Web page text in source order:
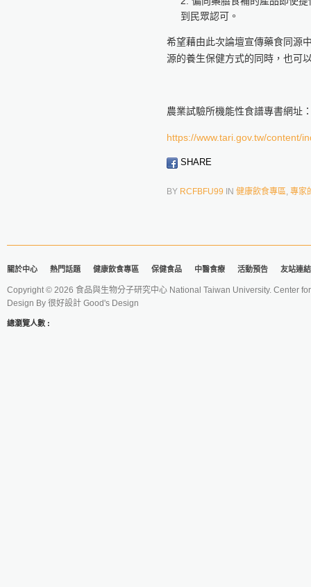
到民眾認可。
希望藉由此次論壇宣傳藥食同源
源的養生保健方式的同時，也可
農業試驗所機能性食譜專書網址
https://www.tari.gov.tw/content/
SHARE
BY RCFBFU99 IN 健康飲食專區, 專家
關於中心 熱門話題 健康飲食專區 保健食品 中醫食療 活動預告 友站連結
Copyright © 2026 食品與生物分子研究中心 National Taiwan University. Center
Design By 很好設計 Good's Design
總瀏覽人數 :